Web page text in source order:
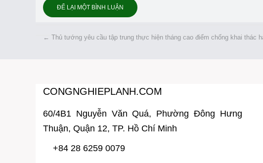
ĐỂ LẠI MỘT BÌNH LUẬN
← Thủ tướng yêu cầu tập trung thực hiện tháng cao điểm chống khai thác
CONGNGHIEPLANH.COM
60/4B1 Nguyễn Văn Quá, Phường Đông Hưng
Thuận, Quận 12, TP. Hồ Chí Minh
+84 28 6259 0079